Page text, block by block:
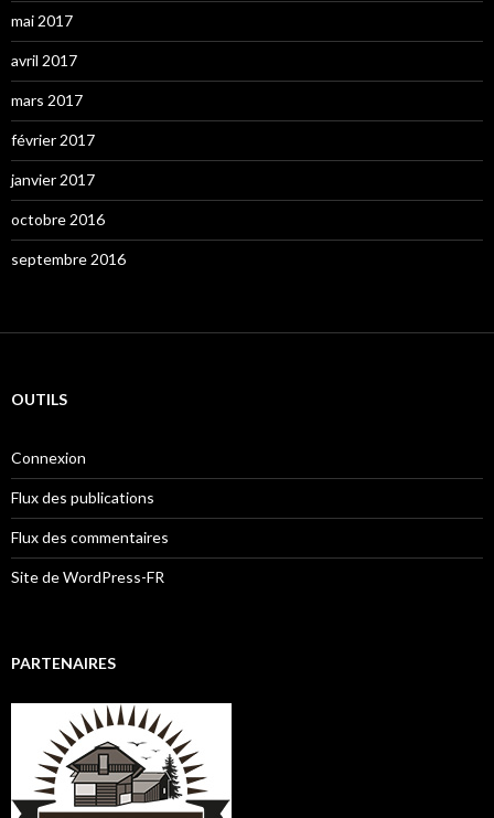
mai 2017
avril 2017
mars 2017
février 2017
janvier 2017
octobre 2016
septembre 2016
OUTILS
Connexion
Flux des publications
Flux des commentaires
Site de WordPress-FR
PARTENAIRES